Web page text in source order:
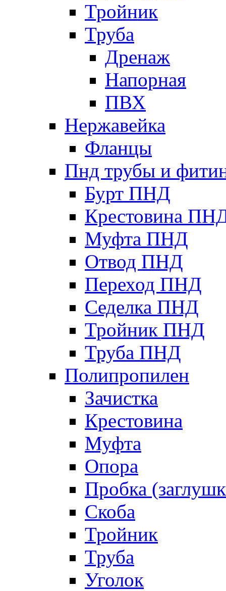
Тройник
Труба
Дренаж
Напорная
ПВХ
Нержавейка
Фланцы
Пнд трубы и
Бурт ПНД
Крестовина
Муфта ПНД
Отвод ПНД
Переход ПНД
Седелка ПНД
Тройник ПНД
Труба ПНД
Полипропилен
Зачистка
Крестовина
Муфта
Опора
Пробка
Скоба
Тройник
Труба
Уголок